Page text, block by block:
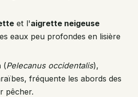
et l'aigrette neigeuse
eaux peu profondes en lisière
(Pelecanus occidentalis),
fréquente les abords des
pêcher.